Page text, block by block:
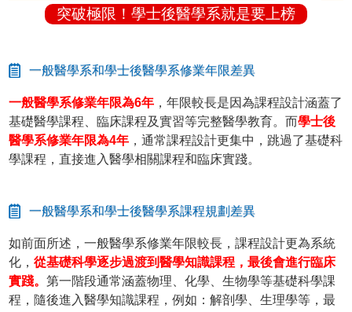
突破極限！學士後醫學系就是要上榜
一般醫學系和學士後醫學系修業年限差異
一般醫學系修業年限為6年 ，年限較長是因為課程設計涵蓋了
基礎醫學課程、臨床課程及實習等完整醫學教育。而學士後
醫學系修業年限為4年 ，通常課程設計更集中，跳過了基礎科
學課程，直接進入醫學相關課程和臨床實踐。
一般醫學系和學士後醫學系課程規劃差異
如前面所述，一般醫學系修業年限較長，課程設計更為系統
化，從基礎科學逐步過渡到醫學知識課程，最後會進行臨床
實踐。第一階段通常涵蓋物理、化學、生物學等基礎科學課
程，隨後進入醫學知識課程，例如：解剖學、生理學等，最